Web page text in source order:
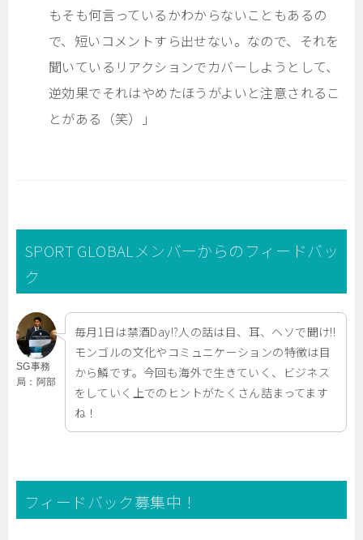
もそも何言っているかわからないこともあるの
で、短いコメントすら出せない。なので、それを
聞いているリアクションでカバーしようとして、
逆効果でそれはやめたほうがよいと注意されるこ
とがある（笑）」
SPORT GLOBALメンバーからのフィードバッ
ク
SG事務
局：阿部
毎月1日は禁酒Day!?人の話は目、耳、ヘソで聞け!!
モンゴルの文化やコミュニケーションの特徴は目
から鱗です。今回も海外で生きていく、ビジネス
をしていく上でのヒントがたくさん詰まってます
ね！
フィードバック募集中！